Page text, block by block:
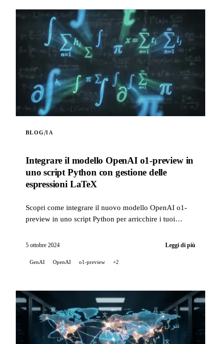
BLOG/IA
Integrare il modello OpenAI o1-preview in
uno script Python con gestione delle
espressioni LaTeX
Scopri come integrare il nuovo modello OpenAI o1-
preview in uno script Python per arricchire i tuoi
5 ottobre 2024 Leggi di più
GenAI OpenAI o1-preview +2